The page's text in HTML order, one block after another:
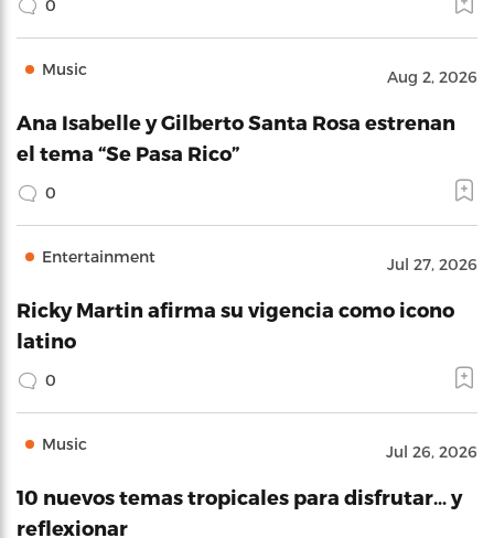
0
Music Aug 2, 2026
Ana Isabelle y Gilberto Santa Rosa estrenan
el tema “Se Pasa Rico”
0
Entertainment Jul 27, 2026
Ricky Martin afirma su vigencia como icono
latino
0
Music Jul 26, 2026
10 nuevos temas tropicales para disfrutar… y
reflexionar